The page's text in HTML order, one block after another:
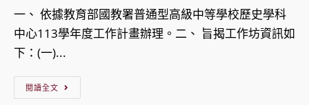
上
報
導
向
「114
年
一、 依據教育部國教署普通型高級中等學校歷史學科
中心113學年度工作計畫辦理。二、 旨揭工作坊資訊如
下：(一)...
閱讀全文